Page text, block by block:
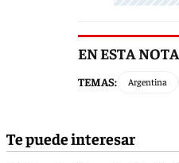
EN ESTA NOTA
TEMAS: Argentina